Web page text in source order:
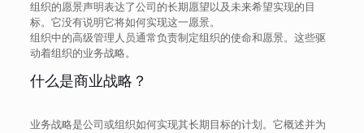
组织的愿景声明表达了公司的长期愿望以及未来希望实现的目
标。它没有说明它将如何实现这一愿景。
组织中的高级管理人员通常负责制定组织的使命和愿景。这些驱
动着组织的业务战略。
什么是商业战略？
业务战略是公司或组织如何实现其长期目标的计划。它概述并为